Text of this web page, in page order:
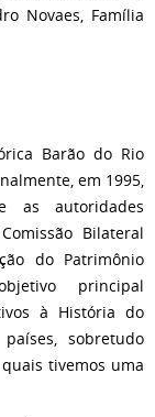
Novaes, Família
Barão do Rio
em 1995,
as autoridades
Bilateral
do Patrimônio
principal
à História do
sobretudo
tivemos uma